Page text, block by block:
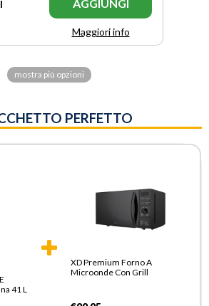
AGGIUNGI
Maggiori info
mostra più opzioni
PERFETTO
41 L
XD Premium Forno A
Microonde Con Grill